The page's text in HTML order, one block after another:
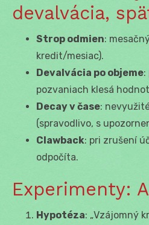
devalvácia,
Strop odmien:
kredit/mesiac).
Devalvácia po objeme:
pozvaniach klesá
Decay v čase:
(spravodlivo, s
Clawback: pri zrušení
odpočíta.
Experimenty:
Hypotéza: „Vzájomný